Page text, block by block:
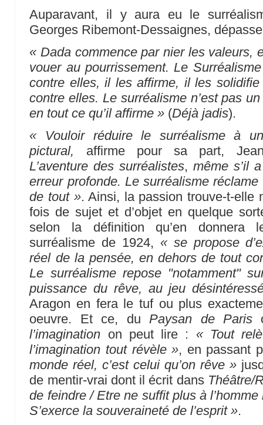
Auparavant, il y aura eu le
Georges Ribemont-Dessaignes,
« Dada commence par nier les valeurs,
vouer au pourrissement. Le
contre elles, il les affirme, il les
contre elles. Le surréalisme n’est pas
en tout ce qu’il affirme » (Déjà jadis).
« Vouloir réduire le surréalisme à
pictural, affirme pour sa part,
L’aventure des surréalistes,même s’il
erreur profonde. Le surréalisme
de tout ». Ainsi, la passion trouve-t-elle
fois de sujet et d’objet en quelque
selon la définition qu’en donnera
surréalisme de 1924, « se propose
réel de la pensée, en dehors de tout
Le surréalisme repose "notamment"
puissance du rêve, au jeu
Aragon en fera le tuf ou plus
oeuvre. Et ce, duPaysan de Paris
l’imagination on peut lire : « Tout
l’imagination tout révèle », en passant
monde réel, c’est celui qu’on rêve »
de mentir-vrai dont il écrit dans Théâtre/
de feindre / Etre ne suffit plus à
S’exerce la souveraineté de l’esprit ».